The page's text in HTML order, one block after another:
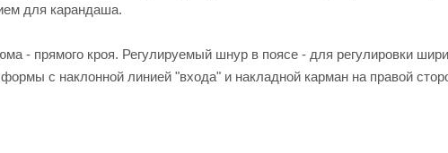
для карандаша.
- прямого кроя. Регулируемый шнур в поясе - для регулировки
с наклонной линией "входа" и накладной карман на правой